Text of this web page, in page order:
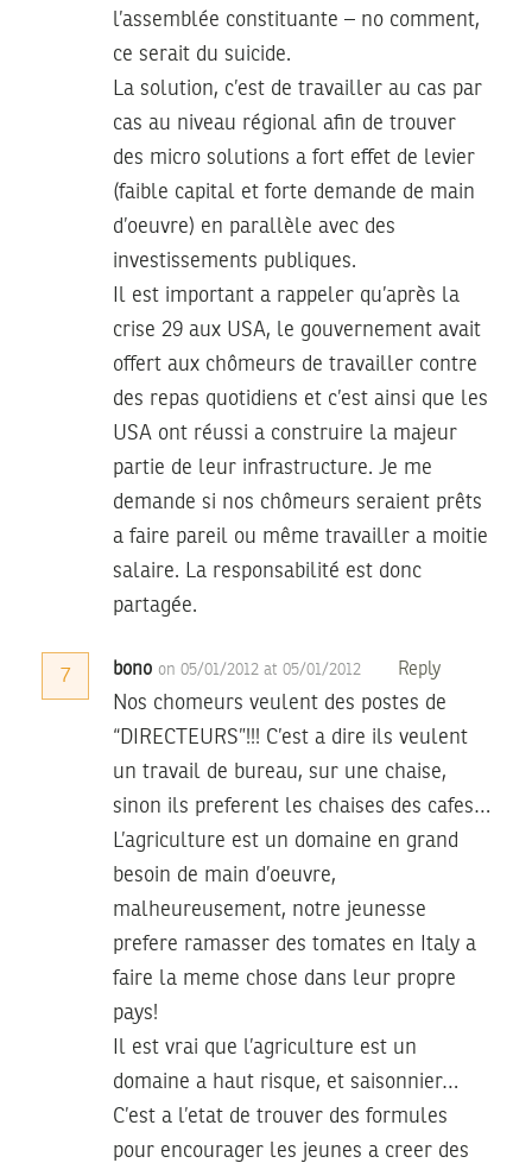
l’assemblée constituante – no comment,
ce serait du suicide.
La solution, c’est de travailler au cas par
cas au niveau régional afin de trouver
des micro solutions a fort effet de levier
(faible capital et forte demande de main
d’oeuvre) en parallèle avec des
investissements publiques.
Il est important a rappeler qu’après la
crise 29 aux USA, le gouvernement avait
offert aux chômeurs de travailler contre
des repas quotidiens et c’est ainsi que les
USA ont réussi a construire la majeur
partie de leur infrastructure. Je me
demande si nos chômeurs seraient prêts
a faire pareil ou même travailler a moitie
salaire. La responsabilité est donc
partagée.
7 bono on 05/01/2012 at 05/01/2012 Reply
Nos chomeurs veulent des postes de
“DIRECTEURS”!!! C’est a dire ils veulent
un travail de bureau, sur une chaise,
sinon ils preferent les chaises des cafes…
L’agriculture est un domaine en grand
besoin de main d’oeuvre,
malheureusement, notre jeunesse
prefere ramasser des tomates en Italy a
faire la meme chose dans leur propre
pays!
Il est vrai que l’agriculture est un
domaine a haut risque, et saisonnier…
C’est a l’etat de trouver des formules
pour encourager les jeunes a creer des